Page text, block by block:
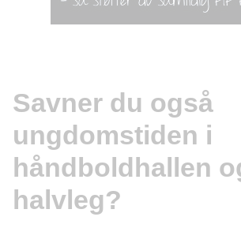
Savner du også
ungdomstiden i
håndboldhallen
halvleg?